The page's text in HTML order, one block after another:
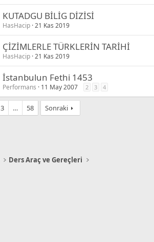
KUTADGU BİLİG DİZİSİ
HasHacip 21 Kas 2019
ÇİZİMLERLE TÜRKLERİN TARİHİ
HasHacip 21 Kas 2019
İstanbulun Fethi 1453
Performans 11 May 2007 2 3 4
3 … 58 Sonraki
Ders Araç ve Gereçleri